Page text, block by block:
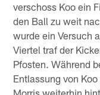
verschoss Koo ein
den Ball zu weit
wurde ein Versuch
Viertel traf der
Pfosten. Während
Entlassung von